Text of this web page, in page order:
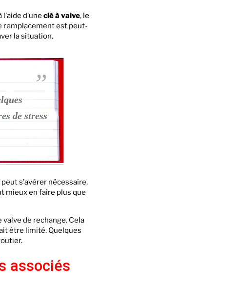
d’une clé à valve, le
remplacement est peut-
la situation.
de stress
s’avérer nécessaire.
mieux en faire plus que
de rechange. Cela
être limité. Quelques
associés